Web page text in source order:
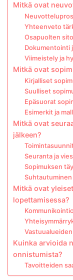
Mitkä ovat
Yhteenveto
Osapuolten
Dokumentointi
Viimeistely ja
Mitkä ovat
Kirjalliset
Suulliset
Epäsuorat
Esimerkit ja
Mitkä ovat
jälkeen?
Seuranta ja
Sopimuksen
Mitkä ovat
lopettamisessa?
Kuinka arvioida
onnistumista?
Tavoitteiden